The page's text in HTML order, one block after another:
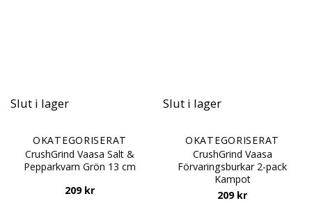
Slut i lager
OKATEGORISERAT
CrushGrind Vaasa Salt &
Pepparkvarn Grön 13 cm
209 kr
Slut i lager
OKATEGORISERAT
CrushGrind Vaasa
Förvaringsburkar 2-pack
Kampot
209 kr